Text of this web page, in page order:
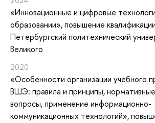
«Инновационные и цифровые
образовании», повышение квалификации
Петербургский политехнический
Великого
2020
«Особенности организации учебного
ВШЭ: правила и принципы,
вопросы, применение информационно-
коммуникационных технологий»,